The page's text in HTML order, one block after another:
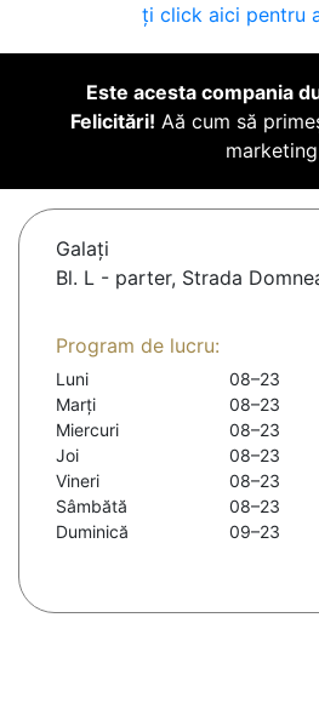
ți click aici pentru
Este acesta compania
Felicitări! Aă cum să
marketing
Galaţi
Bl. L - parter, Strada
Program de lucru:
Luni
08–23
Marți
08–23
Miercuri
08–23
Joi
08–23
Vineri
08–23
Sâmbătă
08–23
Duminică
09–23